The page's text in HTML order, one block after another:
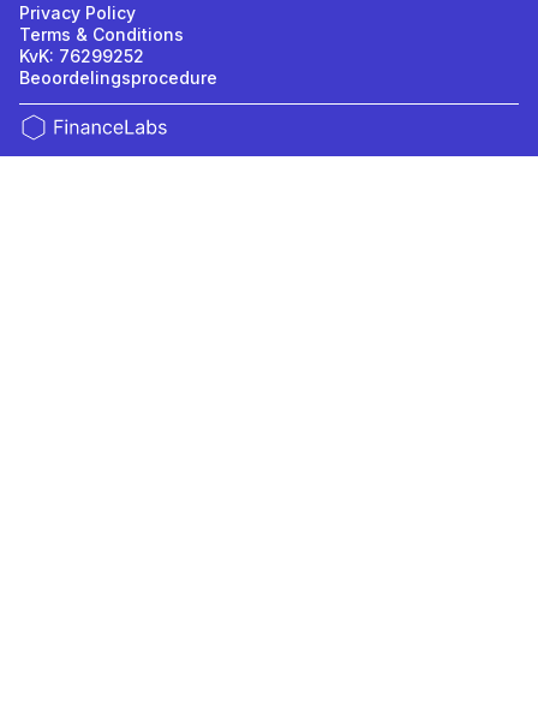
Privacy Policy
Terms & Conditions
KvK: 76299252
Beoordelingsprocedure